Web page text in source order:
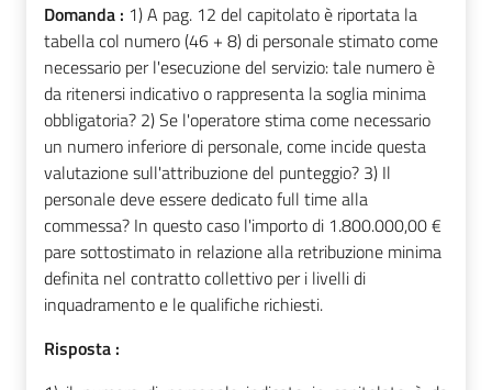
Domanda : 1) A pag. 12 del capitolato è riportata la
tabella col numero (46 + 8) di personale stimato come
necessario per l'esecuzione del servizio: tale numero è
da ritenersi indicativo o rappresenta la soglia minima
obbligatoria? 2) Se l'operatore stima come necessario
un numero inferiore di personale, come incide questa
valutazione sull'attribuzione del punteggio? 3) Il
personale deve essere dedicato full time alla
commessa? In questo caso l'importo di 1.800.000,00 €
pare sottostimato in relazione alla retribuzione minima
definita nel contratto collettivo per i livelli di
inquadramento e le qualifiche richiesti.
Risposta :